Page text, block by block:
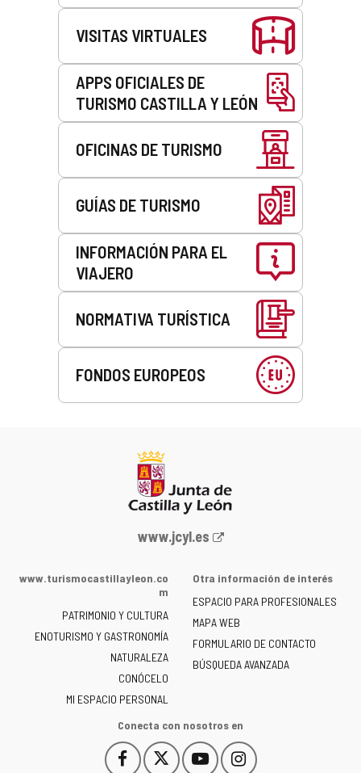
VISITAS VIRTUALES
APPS OFICIALES DE
TURISMO CASTILLA Y LEÓN
OFICINAS DE TURISMO
GUÍAS DE TURISMO
INFORMACIÓN PARA EL
VIAJERO
NORMATIVA TURÍSTICA
FONDOS EUROPEOS
Portal
la
de
Castilla
y
León
-
www.jcyl.es
www.turismocastillayleon.co
m
PATRIMONIO Y CULTURA
ENOTURISMO Y GASTRONOMÍA
NATURALEZA
CONÓCELO
MI ESPACIO PERSONAL
Otra información de interés
ESPACIO PARA PROFESIONALES
MAPA WEB
FORMULARIO DE CONTACTO
BÚSQUEDA AVANZADA
Conecta con nosotros en
Facebook
Este Este
YouTube
Este
Instagram
Este